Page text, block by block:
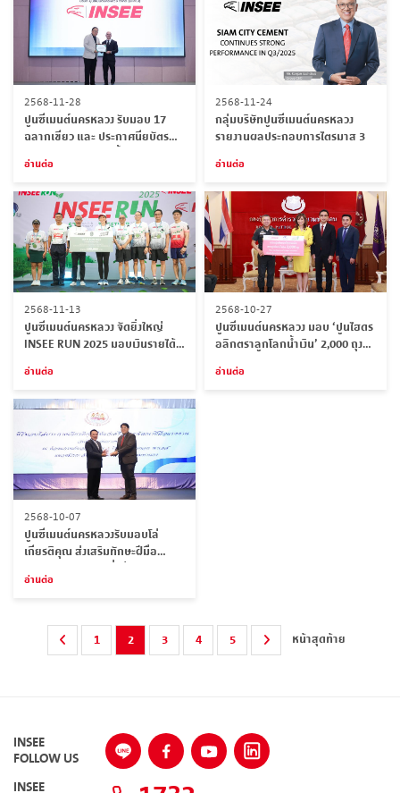
2568-11-28
ปูนซีเมนต์นครหลวง รับมอบ 17
ฉลากเขียว และ ประกาศนียบัตร
ขับเคลื่อนองค์กรสู่การพัฒนาที่
ยั่งยืน
อ่านต่อ
2568-11-24
กลุ่มบริษัทปูนซีเมนต์นครหลวง
รายงานผลประกอบการไตรมาส 3
อ่านต่อ
2568-11-13
ปูนซีเมนต์นครหลวง จัดยิ่งใหญ่
INSEE RUN 2025 มอบเงินรายได้ 2
พัฒนาคุณภาพชีวิตเยาวชนไทย
อ่านต่อ
2568-10-27
ปูนซีเมนต์นครหลวง มอบ ‘ปูนไฮดร
อลิกตราลูกโลกน้ำเงิน’ 2,000 ถุง
แกร่งแนวชายแดน
อ่านต่อ
2568-10-07
ปูนซีเมนต์นครหลวงรับมอบโล่
เกียรติคุณ ส่งเสริมทักษะฝีมือ
แรงงานไทยสู่ความยั่งยืน
อ่านต่อ
1 2 3 4 5 หน้าสุดท้าย
INSEE
FOLLOW US
INSEE